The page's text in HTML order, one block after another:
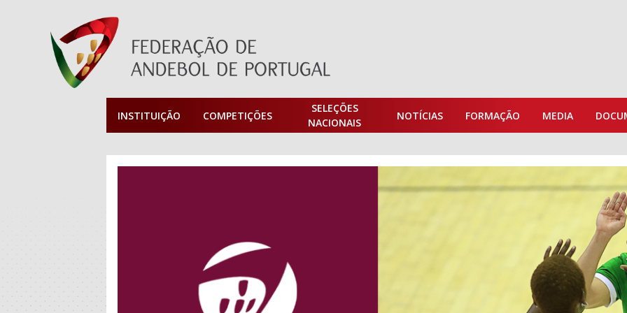
INSTITUIÇÃO COMPETIÇÕES
SELEÇÕES
NACIONAIS
NOTÍCIAS FORMAÇÃO MEDIA